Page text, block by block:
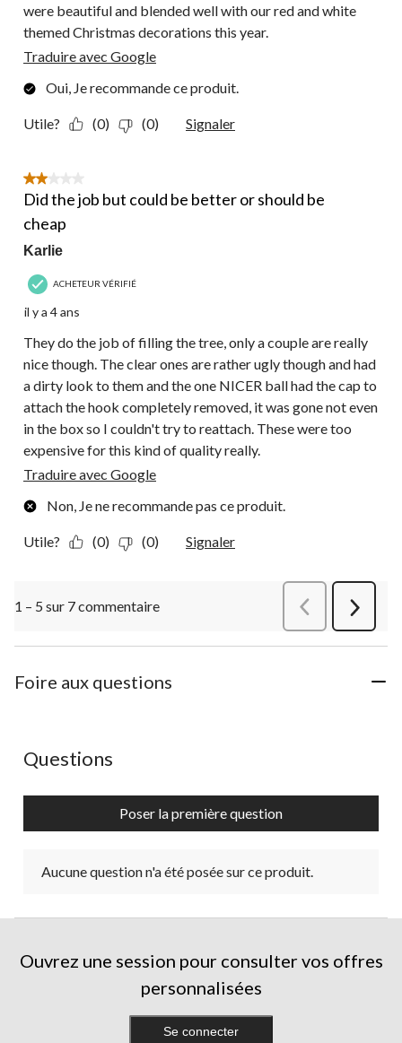
were beautiful and blended well with our red and white
themed Christmas decorations this year.
Traduire avec Google
Oui, Je recommande ce produit.
Utile? (0) (0) Signaler
2 étoile(s) sur 5.
Did the job but could be better or should be
cheap
Karlie
ACHETEUR VÉRIFIÉ
il y a 4 ans
They do the job of filling the tree, only a couple are really
nice though. The clear ones are rather ugly though and had
a dirty look to them and the one NICER ball had the cap to
attach the hook completely removed, it was gone not even
in the box so I couldn't try to reattach. These were too
expensive for this kind of quality really.
Traduire avec Google
Non, Je ne recommande pas ce produit.
Utile? (0) (0) Signaler
1 – 5 sur 7 commentaire
Suivant
Foire aux questions
Aucune question n'a été posée sur ce produit.
Questions
Poser la première question
Aucune question n'a été posée sur ce produit.
Ouvrez une session pour consulter vos offres
personnalisées
Se connecter